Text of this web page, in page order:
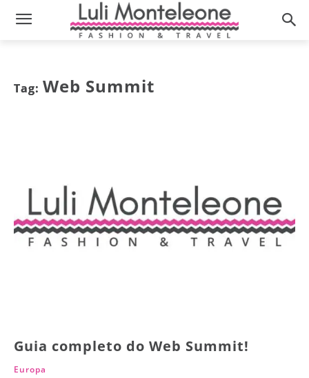
Tag: Web Summit
Guia completo do Web Summit!
Europa